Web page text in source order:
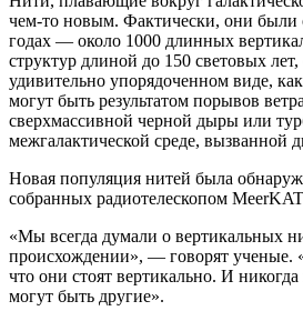
чем-то новым. Фактически, они были
годах — около 1000 длинных
структур длиной до 150 световых
удивительно упорядоченном виде,
могут быть результатом порывов
сверхмассивной черной дыры или
межгалактической среде, вызванной
Новая популяция нитей была
собранных радиотелескопом
«Мы всегда думали о вертикальных
происхождении», — говорят
что они стоят вертикально. И
могут быть другие».